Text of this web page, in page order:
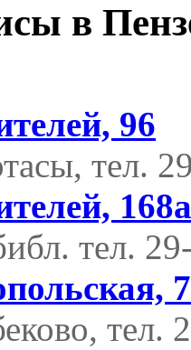
в
96
тел.
168а
тел.
7
тел.